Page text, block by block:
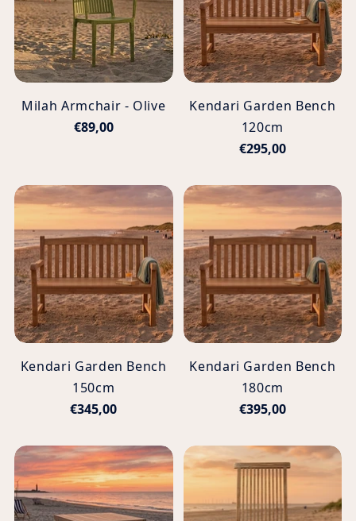
Milah Armchair - Olive
€89,00
Kendari Garden Bench
120cm
€295,00
Kendari Garden Bench
150cm
€345,00
Kendari Garden Bench
180cm
€395,00